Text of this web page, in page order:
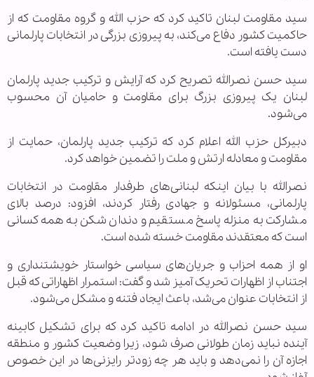
سید مقاومت لبنان تاکید کرد که حزب الله و گروه مقاومت که از
حاکمیت کشور دفاع می‌کند، به پیروزی بزرگی در انتخابات پارلمانی
دست یافته است.
سید حسن نصرالله تصریح کرد که آرایش و ترکیب جدید پارلمان
لبنان یک پیروزی بزرگ برای مقاومت و حامیان آن محسوب
می‌شود.
دبیرکل حزب الله اعلام کرد که ترکیب جدید پارلمان، حمایت از
مقاومت و معادله ارتش و ملت را تضمین خواهد کرد.
نصرالله با بیان اینکه لبنانی‌های طرفدار مقاومت در انتخابات
پارلمانی، مسئولانه و جهادی رفتار کردند، افزود: درصد بالای
مشارکت به منزله پاسخ مستقیم و دندان شکن به همه کسانی
است که معتقدند مقاومت خسته شده است.
او از همه احزاب و جریان‌های سیاسی خواستار خویشتنداری و
اجتناب از اظهارات تحریک آمیز شد و گفت: استمرار اظهاراتی که قبل
از انتخابات عنوان می‌شد، باعث ایجاد فتنه و مشکل می‌شود.
سید حسن نصرالله در ادامه تاکید کرد که برای تشکیل کابینه
آینده نباید زمان طولانی صرف شود، زیرا وضعیت کشور و منطقه
اجازه آن را نمی‌دهد و باید هر چه زودتر رایزنی‌ها در این خصوص